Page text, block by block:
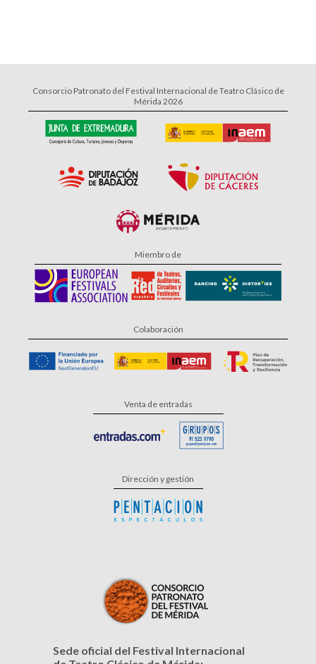
Consorcio Patronato del Festival Internacional de Teatro Clásico de
Mérida 2026
Miembro de
Colaboración
Venta de entradas
Dirección y gestión
Sede oficial del Festival Internacional